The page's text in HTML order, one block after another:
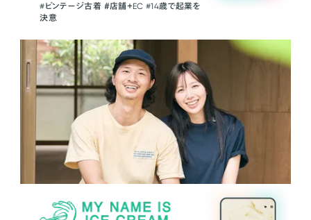
#ビンテージ古着 ＃店舗＋EC #14歳で起業を
決意